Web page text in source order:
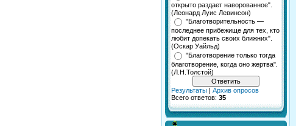
открыто раздает наворованное".
(Леонард Луис Левинсон)
"Благотворительность —
последнее прибежище для тех, кто
любит допекать своих ближних".
(Оскар Уайльд)
"Благотворение только тогда
благотворение, когда оно жертва".
(Л.Н.Толстой)
Результаты | Архив опросов
Всего ответов: 35